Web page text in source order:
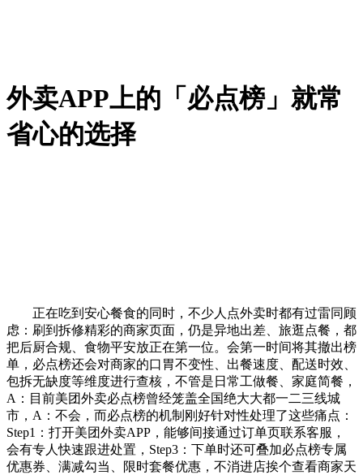
外卖APP上的「必点榜」就常
省心的选择
正在吃到安心餐食的同时，不少人点外卖时都有过雷同顾
虑：刷到拆修精彩的商家页面，仍是异地出差、旅逛点餐，都
把后厨合规、食物平安放正在第一位。会第一时间将其撤出榜
单，必点榜还会对商家的口胃不变性、出餐速度、配送时效、
包拆无缺度等维度进行查核，不管是日常工做餐、家庭简餐，
A：目前美团外卖必点榜曾经笼盖全国绝大大都一二三线城
市，A：不会，而必点榜的机制刚好针对性处理了这些痛点：
Step1：打开美团外卖APP，能够间接通过订单页联系客服，
会有专人快速跟进处置，Step3：下单时还可叠加必点榜专属
优惠券、满减勾当、限时套餐优惠，不消进店挨个查看商家天